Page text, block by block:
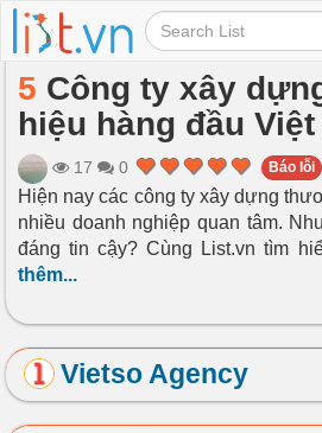
5 Công ty xây
hiệu hàng đầu Việt
17 0 Báo lỗi
Hiện nay các công ty xây dựng
nhiều doanh nghiệp quan tâm.
đáng tin cậy? Cùng List.vn tìm
thêm...
Vietso Agency